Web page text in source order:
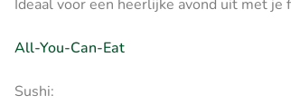
Ideaal voor een heerlijke avond uit met je
All-You-Can-Eat
Sushi: